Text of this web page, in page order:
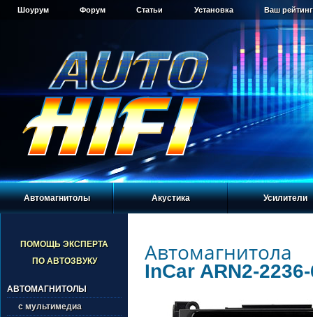
Шоурум Форум Статьи Установка Ваш
Автомагнитолы Акустика Усилители
ПОМОЩЬ ЭКСПЕРТА
ПО АВТОЗВУКУ
АВТОМАГНИТОЛЫ
с мультимедиа
Автомагнитола
InCar ARN2-